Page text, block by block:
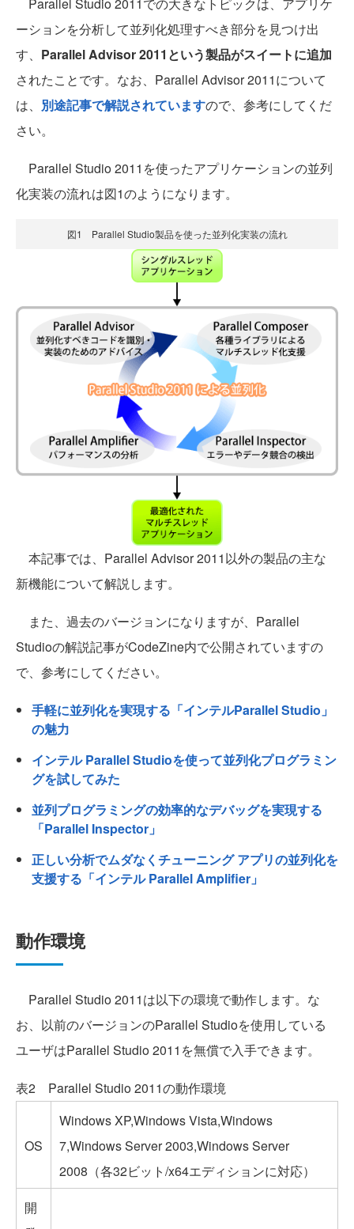
ーションを分析して並列化処理すべき部分を見つけ出
す、 Parallel Advisor 2011という製品がスイートに追加
されたことです。なお、Parallel Advisor 2011について
は、 別途記事で解説されていますので、参考にしてくだ
さい。
Parallel Studio 2011を使ったアプリケーションの並列
化実装の流れは図1のようになります。
図1 Parallel Studio製品を使った並列化実装の流れ
本記事では、Parallel Advisor 2011以外の製品の主な
新機能について解説します。
また、過去のバージョンになりますが、Parallel
Studioの解説記事がCodeZine内で公開されていますの
で、参考にしてください。
手軽に並列化を実現する「インテルParallel Studio」
の魅力
インテル Parallel Studioを使って並列化プログラミン
グを試してみた
並列プログラミングの効率的なデバッグを実現する
「Parallel Inspector」
正しい分析でムダなくチューニング アプリの並列化を
支援する「インテル Parallel Amplifier」
動作環境
Parallel Studio 2011は以下の環境で動作します。な
お、以前のバージョンのParallel Studioを使用している
ユーザはParallel Studio 2011を無償で入手できます。
表2 Parallel Studio 2011の動作環境
OS
Windows XP,Windows Vista,Windows
7,Windows Server 2003,Windows Server
2008（各32ビット/x64エディションに対応）
開